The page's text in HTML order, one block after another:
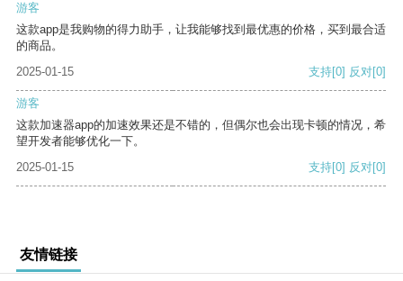
游客
这款app是我购物的得力助手，让我能够找到最优惠的价格，买到最合适
的商品。
2025-01-15
支持[0] 反对[0]
游客
这款加速器app的加速效果还是不错的，但偶尔也会出现卡顿的情况，希
望开发者能够优化一下。
2025-01-15
支持[0] 反对[0]
友情链接